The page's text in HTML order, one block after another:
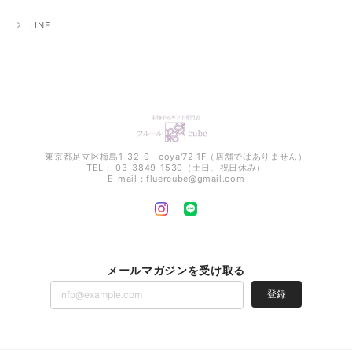
LINE
東京都足立区梅島1-32-9 coya'72 1F（店舗ではありません）
TEL： 03-3849-1530（土日、祝日休み）
E-mail：fluercube@gmail.com
メールマガジンを受け取る
登録